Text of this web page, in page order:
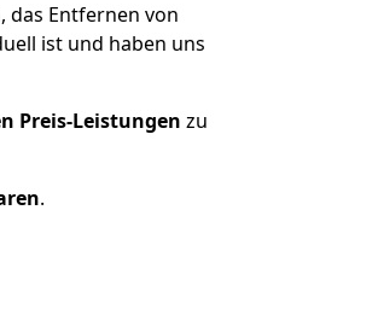
, das Entfernen von
ist und haben uns
Preis-Leistungen zu
.